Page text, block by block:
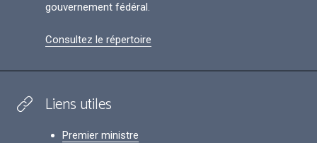
gouvernement fédéral.
Consultez le répertoire
Liens utiles
Premier ministre